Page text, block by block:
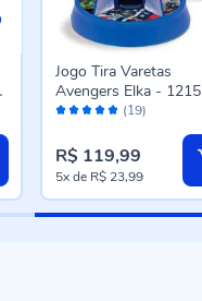
Avaliação: (19)
Jogo Tira Varetas
Avengers Elka - 1215
R$ 119,99
5xde R$ 23,99